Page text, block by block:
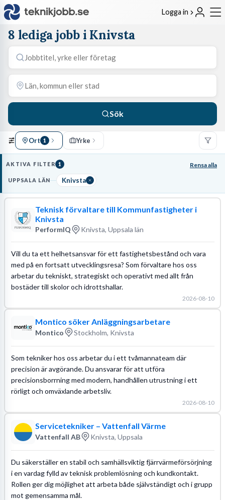
Logga in
8 lediga jobb i Knivsta
Sök
Ort 1 Yrke
AKTIVA FILTER 1 Rensa alla
UPPSALA LÄN Knivsta
Teknisk förvaltare till Kommunfastigheter i
Knivsta
PerformIQ Knivsta, Uppsala län
Vill du ta ett helhetsansvar för ett fastighetsbestånd och vara
med på en fortsatt utvecklingsresa? Som förvaltare hos oss
arbetar du tekniskt, strategiskt och operativt med allt från
bostäder till skolor och idrottshallar.
2026-08-10
Montico söker Anläggningsarbetare
Montico Stockholm, Knivsta
Som tekniker hos oss arbetar du i ett tvåmannateam där
precision är avgörande. Du ansvarar för att utföra
precisionsborrning med modern, handhållen utrustning i ett
rörligt och omväxlande arbetsliv.
2026-08-10
Servicetekniker – Vattenfall Värme
Vattenfall AB Knivsta, Uppsala
Du säkerställer en stabil och samhällsviktig fjärrvärmeförsörjning
i en vardag fylld av teknisk problemlösning och kundkontakt.
Rollen ger dig möjlighet att arbeta både självständigt och i grupp
mot gemensamma mål.